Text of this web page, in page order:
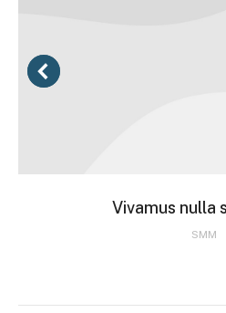
Vivamus nulla
SMM